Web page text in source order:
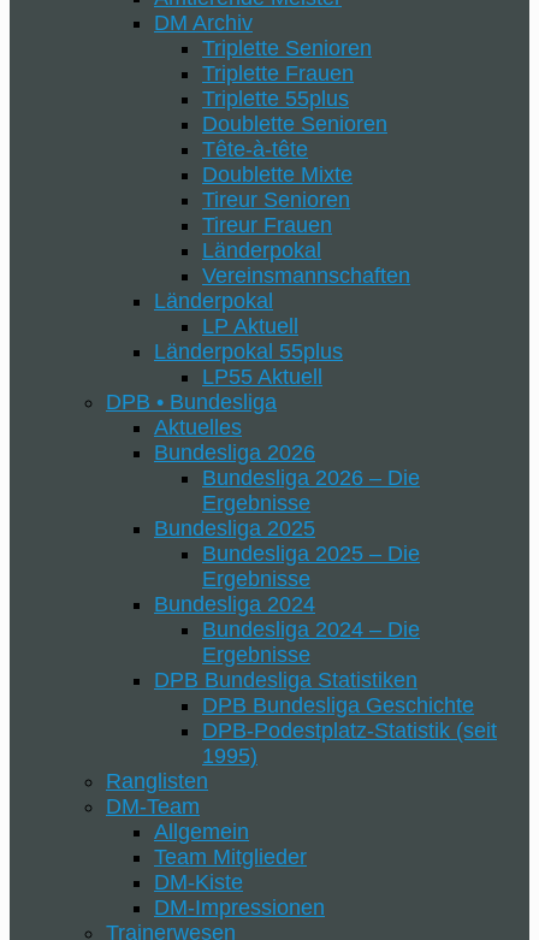
DM Archiv
Triplette Senioren
Triplette Frauen
Triplette 55plus
Doublette Senioren
Tête-à-tête
Doublette Mixte
Tireur Senioren
Tireur Frauen
Länderpokal
Vereinsmannschaften
Länderpokal
LP Aktuell
Länderpokal 55plus
LP55 Aktuell
DPB • Bundesliga
Aktuelles
Bundesliga 2026
Bundesliga 2026 – Die
Ergebnisse
Bundesliga 2025
Bundesliga 2025 – Die
Ergebnisse
Bundesliga 2024
Bundesliga 2024 – Die
Ergebnisse
DPB Bundesliga Statistiken
DPB Bundesliga Geschichte
DPB-Podestplatz-Statistik (seit
1995)
Ranglisten
DM-Team
Allgemein
Team Mitglieder
DM-Kiste
DM-Impressionen
Trainerwesen